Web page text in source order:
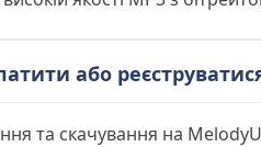
або
та скачування на